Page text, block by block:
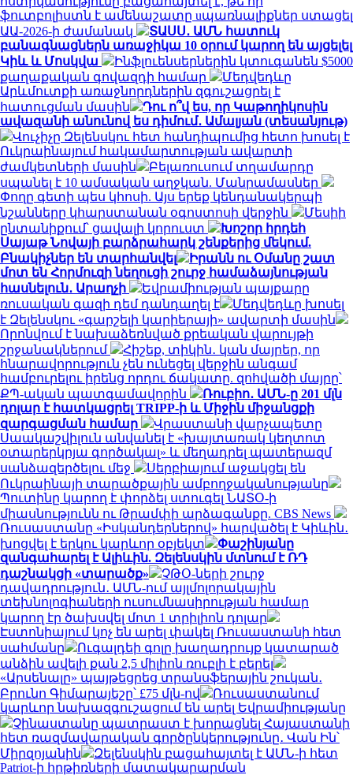
ֆուտբոլիստն է ամենաշատը uպառնալիքներ ստացել
ԱԱ-2026-ի ժամանակ
ՏԱՍՍ․ ԱՄՆ հատուկ
բանագնացներն առաջիկա 10 օրում կարող են այցելել
Կիև և Մոսկվա
Ինֆլուենսերներին կտուգանեն $5000
քաղաքական գովազդի համար
Մեդվեդևը
Արևմուտքի առաջնորդներին զգուշացրել է
հատուցման մասին
Դու ո՞վ ես, որ Կաթողիկոսին
ավազանի անունով ես դիմում․ Ամալյան (տեսանյութ)
Վուչիչը Զելենսկու հետ հանդիպումից հետո խոսել է
Ուկրաինայում հակամարտության ավարտի
ժամկետների մասին
Բելառուսում տղամարդը
սպանել է 10 ամսական աղջկան. Մանրամասներ
Փողը գետի պես կհոսի. Այս երեք կենդանակերպի
նշանները կհարստանան օգոստոսի վերջին
Մեսիի
ընտանիքում՝ ցավալի կորուստ
Խոշոր հրդեհ
Սայաթ Նովայի բարձրահարկ շենքերից մեկում.
Բնակիչներ են տարհանվել
Իրանն ու Օմանը շատ
մոտ են Հորմուզի նեղուցի շուրջ համաձայնության
հասնելուն․ Արաղչի
Եվրամիության պայքարը
ռուսական գազի դեմ դանդաղել է
Մեդվեդևը խոսել
է Զելենսկու «գարշելի կարիերայի» ավարտի մասին
Որոնվում է նախաձեռնված քրեական վարույթի
շրջանակներում
Հիշեք, տիկին․ կան մայրեր, որ
հնարավորություն չեն ունեցել վերջին անգամ
համբուրելու իրենց որդու ճակատը. զոհվածի մայրը՝
ՔՊ-ական պատգամավորին
Ռուբիո․ ԱՄՆ-ը 201 մլն
դոլար է հատկացրել TRIPP-ի և Միջին միջանցքի
զարգացման համար
Վրաստանի վարչապետը
Սաակաշվիլուն անվանել է «խայտառակ կեղտոտ
օտարերկրյա գործակալ» և մեղադրել պատերազմ
սանձազերծելու մեջ
Սերբիայում աջակցել են
Ուկրաինայի տարածքային ամբողջականությանը
Պուտինը կարող է փորձել ստուգել ՆԱՏՕ-ի
միասնությունն ու Թրամփի արձագանքը. CBS News
Ռուսաստանը «Իսկանդերներով» հարվածել է Կիևին․
խոցվել է երկու կարևոր օբյեկտ
Փաշինյանը
զանգահարել է Ալիևին. Զելենսկին մտնում է ՌԴ
դաշնակցի «տարածք»
ՉԹՕ-ների շուրջ
դավադրություն․ ԱՄՆ-ում այլմոլորակային
տեխնոլոգիաների ուսումնասիրության համար
կարող էր ծախսվել մոտ 1 տրիլիոն դոլար
Էստոնիայում կոչ են արել փակել Ռուսաստանի հետ
սահմանը
Ուգալդեի գոլը խաղադրույք կատարած
անձին ավելի քան 2,5 միլիոն ռուբլի է բերել
«Արսենալը» պայթեցրեց տրանսֆերային շուկան․
Բրունո Գիմարայեշը՝ £75 մլն-ով
Ռուսաստանում
կարևոր նախազգուշացում են արել Եվրամիությանը
Չինաստանը պատրաստ է խորացնել Հայաստանի
հետ ռազմավարական գործընկերությունը․ Վան Ին՝
Միրզոյանին
Զելենսկին բացահայտել է ԱՄՆ-ի հետ
Patriot-ի հրթիռների մատակարարման